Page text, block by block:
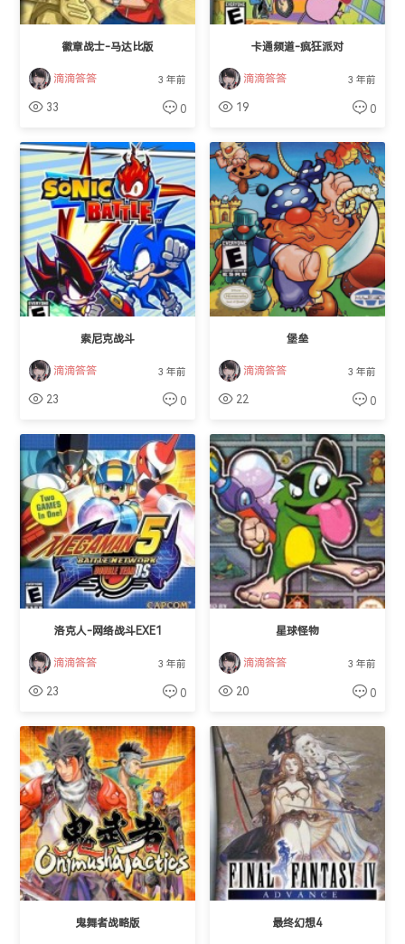
徽章战士-马达比版
滴滴答答 3 年前
33 0
卡通频道-疯狂派对
滴滴答答 3 年前
19 0
索尼克战斗
滴滴答答 3 年前
23 0
堡垒
滴滴答答 3 年前
22 0
洛克人-网络战斗EXE1
滴滴答答 3 年前
23 0
星球怪物
滴滴答答 3 年前
20 0
鬼舞者战略版 最终幻想4